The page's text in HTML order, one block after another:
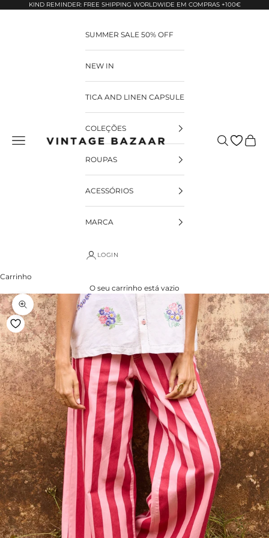
Pular para o conteúdo
KIND REMINDER: FREE SHIPPING WORLDWIDE EM COMPRAS +100€
Vintage Bazaar Pesquisar
SUMMER SALE 50% OFF
NEW IN
TICA AND LINEN CAPSULE
COLEÇÕES
ROUPAS
ACESSÓRIOS
MARCA
LOGIN
Carrinho
O seu carrinho está vazio
Zoom na imagem